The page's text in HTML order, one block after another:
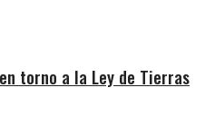
torno a la Ley de Tierras